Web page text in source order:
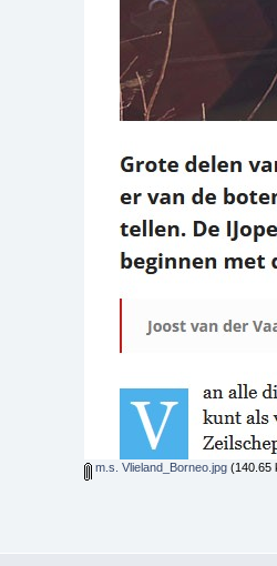
m.s. Vlieland_Borneo.jpg(140.65